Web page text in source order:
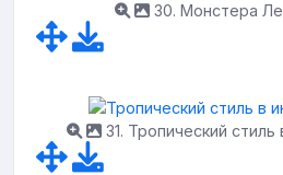
30. Монстера
31. Тропический стиль